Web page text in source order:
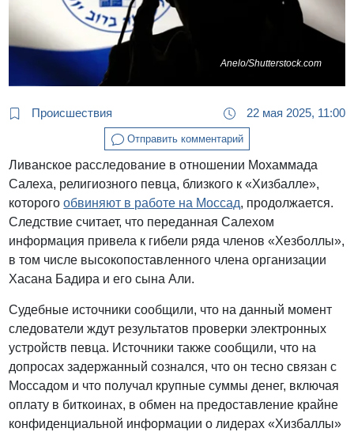
Anelo/Shutterstock.com
Происшествия 22 мая 2025, 11:00
Отправить комментарий
Ливанское расследование в отношении Мохаммада
Салеха, религиозного певца, близкого к «Хизбалле»,
которогообвиняют в работе на Моссад, продолжается.
Следствие считает, что переданная Салехом
информация привела к гибели ряда членов «Хезболлы»,
в том числе высокопоставленного члена организации
Хасана Бадира и его сына Али.
Судебные источники сообщили, что на данный момент
следователи ждут результатов проверки электронных
устройств певца. Источники также сообщили, что на
допросах задержанный сознался, что он тесно связан с
Моссадом и что получал крупные суммы денег, включая
оплату в биткоинах, в обмен на предоставление крайне
конфиденциальной информации о лидерах «Хизбаллы»